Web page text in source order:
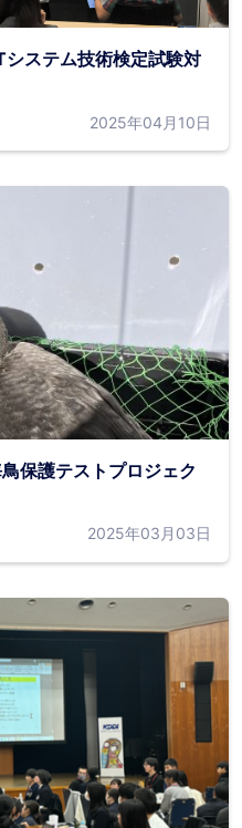
ステム技術検定試験対
2025年04月10日
保護テストプロジェク
2025年03月03日